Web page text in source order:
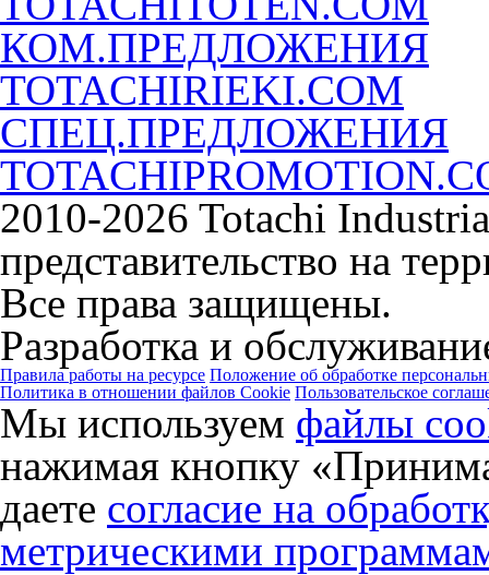
КОМ.ПРЕДЛОЖЕНИЯ
TOTACHIRIEKI.COM
СПЕЦ.ПРЕДЛОЖЕНИЯ
2010-2026 Totachi
представительство на
Все права защищены.
Разработка и
Правила работы на ресурсе Положение об обработке
Политика в отношении файлов Cookie Пользовательское
Мы используем файлы
нажимая кнопку
даете согласие на
метрическими